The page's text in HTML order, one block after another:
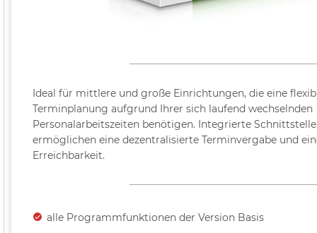
Ideal für mittlere und große Einrichtungen, die eine
Terminplanung aufgrund Ihrer sich laufend wechselnden
Personalarbeitszeiten benötigen. Integrierte
ermöglichen eine dezentralisierte Terminvergabe und
Erreichbarkeit.
alle Programmfunktionen der Version Basis